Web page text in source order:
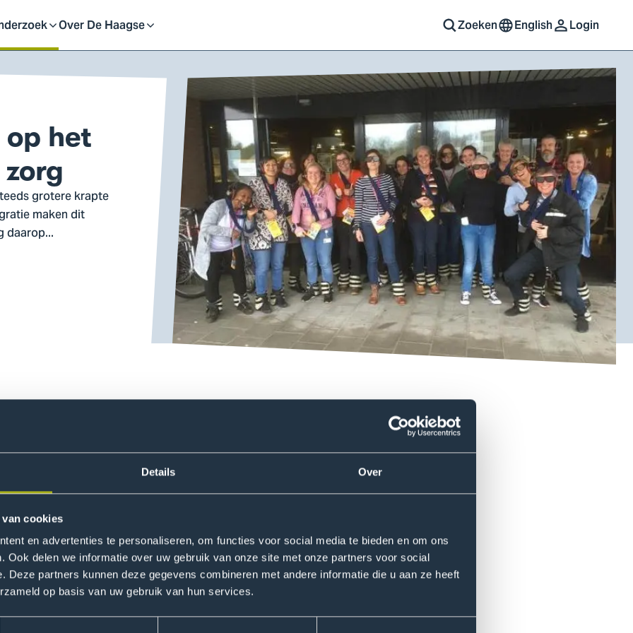
Details Over
cookies
en advertenties te personaliseren, om functies voor social media te bieden en om ons
Ook delen we informatie over uw gebruik van onze site met onze partners voor social
Deze partners kunnen deze gegevens combineren met andere informatie die u aan ze heeft
op basis van uw gebruik van hun services.
Over De Haagse
Open
sluit
submenu
Zoeken
English Login
het
grotere krapte
maken dit
daarop...
de komende 25 jaar een steeds grotere krapte ontstaan in de sectoren welzijn en zorg.
dit scenario aannemelijk. Hoe anticiperen wij als samenleving daarop? Welke stappen
en als opleidingen? Op zoek naar mogelijke kwaliteitsimpulsen is het
gestart met het door ZonMW gefinancierde project Haagse Learning
niet alleen samen met welzijnswerk en zorg in Den Haag, maar ook met de opleidingen
In innovatieve learning communities moet het mogelijk zijn om de dienstverlening van